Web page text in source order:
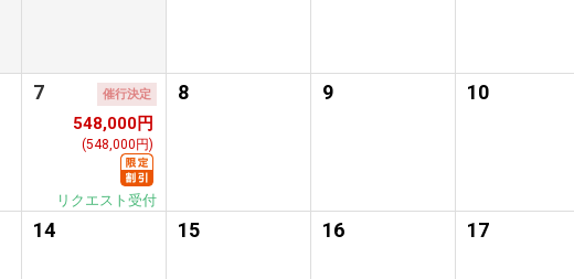
7 催行決定
548,000円
(548,000円)
リクエスト受付
8 9 10
14 15 16 17